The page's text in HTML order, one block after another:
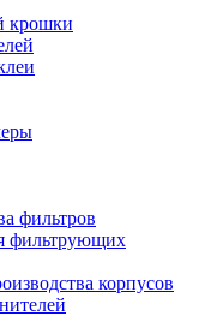
крошки
фильтров
фильтрующих
корпусов